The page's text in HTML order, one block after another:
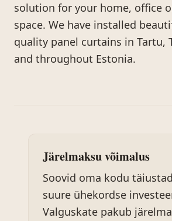
solution for your home, office
space. We have installed
quality panel curtains in Tartu,
and throughout Estonia.
Järelmaksu võimalus
Soovid oma kodu
suure ühekordse
Valguskate pakub